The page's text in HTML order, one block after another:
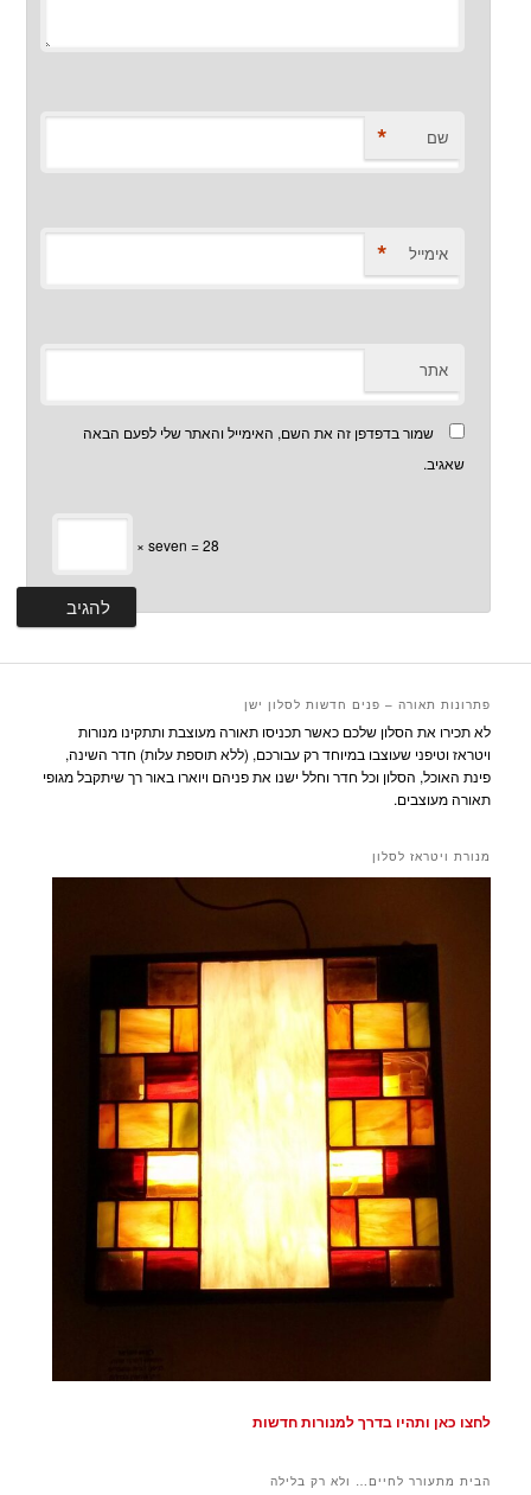
שם *
אימייל *
אתר
שמור בדפדפן זה את השם, האימייל והאתר שלי לפעם הבאה
שאגיב.
× seven = 28
פתרונות תאורה – פנים חדשות לסלון ישן
לא תכירו את הסלון שלכם כאשר תכניסו תאורה מעוצבת ותתקינו מנורות
ויטראז וטיפני שעוצבו במיוחד רק עבורכם, (ללא תוספת עלות) חדר השינה,
פינת האוכל, הסלון וכל חדר וחלל ישנו את פניהם ויוארו באור רך שיתקבל מגופי
תאורה מעוצבים.
מנורת ויטראז לסלון
לחצו כאן ותהיו בדרך למנורות חדשות
הבית מתעורר לחיים… ולא רק בלילה